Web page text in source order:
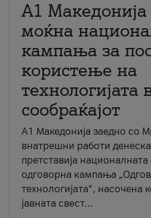
A1 Македонија
моќна
кампања за
користење на
технологијата
сообраќајот
A1 Македонија заедно со
внатрешни работи
претставија
одговорна кампања
технологијата“, насочена
јавната свест...